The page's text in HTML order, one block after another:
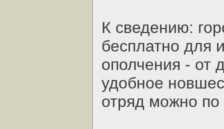
К сведению:
бесплатно для
ополчения - от
удобное
отряд можно по